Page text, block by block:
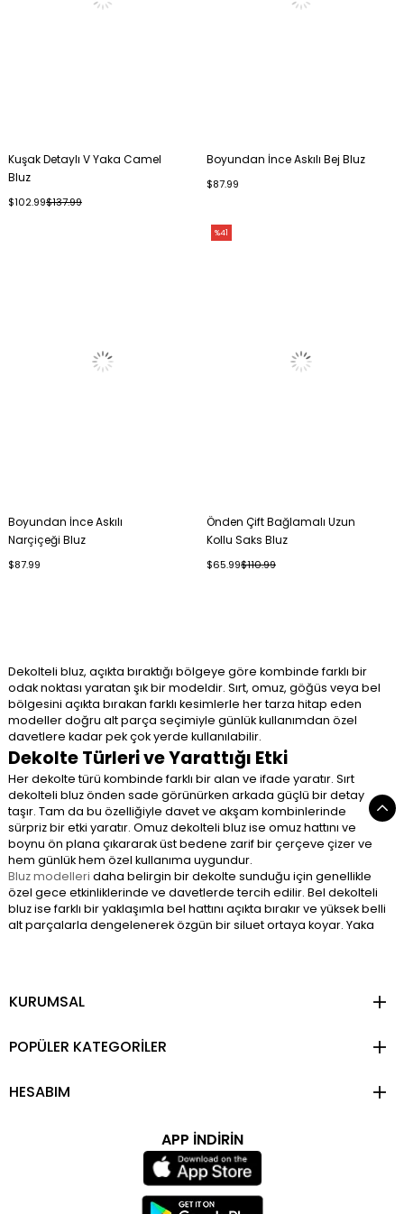
Kuşak Detaylı V Yaka Camel
Bluz
$102.99$137.99
Boyundan İnce Askılı Bej Bluz
$87.99
Boyundan İnce Askılı
Narçiçeği Bluz
$87.99
Önden Çift Bağlamalı Uzun
Kollu Saks Bluz
$65.99$110.99
%41
Dekolteli bluz, açıkta bıraktığı bölgeye göre kombinde farklı bir
odak noktası yaratan şık bir modeldir. Sırt, omuz, göğüs veya bel
bölgesini açıkta bırakan farklı kesimlerle her tarza hitap eden
modeller doğru alt parça seçimiyle günlük kullanımdan özel
davetlere kadar pek çok yerde kullanılabilir.
Dekolte Türleri ve Yarattığı Etki
Her dekolte türü kombinde farklı bir alan ve ifade yaratır. Sırt
dekolteli bluz önden sade görünürken arkada güçlü bir detay
taşır. Tam da bu özelliğiyle davet ve akşam kombinlerinde
sürpriz bir etki yaratır. Omuz dekolteli bluz ise omuz hattını ve
boynu ön plana çıkararak üst bedene zarif bir çerçeve çizer ve
hem günlük hem özel kullanıma uygundur.
Bluz modelleri daha belirgin bir dekolte sunduğu için genellikle
özel gece etkinliklerinde ve davetlerde tercih edilir. Bel dekolteli
bluz ise farklı bir yaklaşımla bel hattını açıkta bırakır ve yüksek belli
alt parçalarla dengelenerek özgün bir siluet ortaya koyar. Yaka
Siyah dekolteli bluz dekoltenin cesur hattını klasik bir tonla
güçlü bir görünüm oluşturur. Yazın açık tonlu alt parçalarla ya da
saten dokular akışkan yapılarıyla dekolteyi daha zarif bir hale
Dekolteli Bluz Kombinleri
Çeşitli alt parçalarla ve aksesuarlarla her ortama uyarlanabilir.
Aşağıdaki kombinler hem günlük hem özel günler için başlangıç
KURUMSAL
POPÜLER KATEGORİLER
HESABIM
APP İNDİRİN